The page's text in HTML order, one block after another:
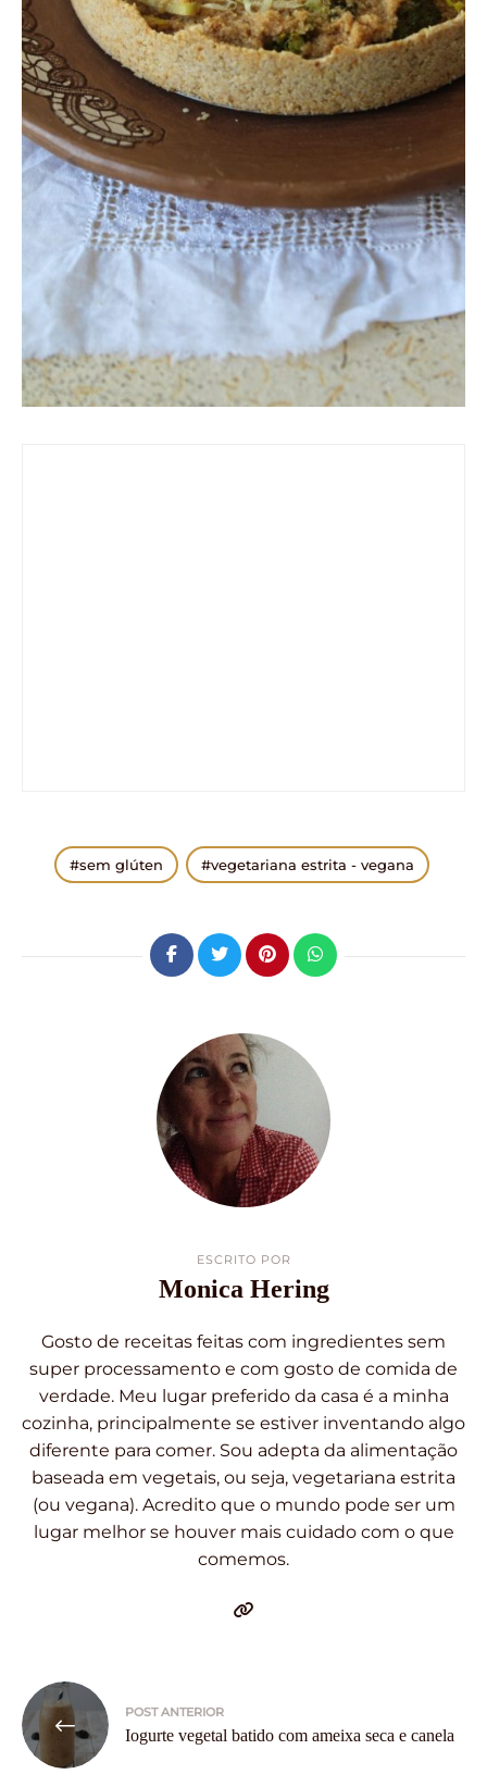
sem glúten vegetariana estrita - vegana
ESCRITO POR
Monica Hering
Gosto de receitas feitas com ingredientes sem
super processamento e com gosto de comida de
verdade. Meu lugar preferido da casa é a minha
cozinha, principalmente se estiver inventando algo
diferente para comer. Sou adepta da alimentação
baseada em vegetais, ou seja, vegetariana estrita
(ou vegana). Acredito que o mundo pode ser um
lugar melhor se houver mais cuidado com o que
comemos.
Navegação
de
Post
POST ANTERIOR
Iogurte vegetal batido com ameixa seca e canela